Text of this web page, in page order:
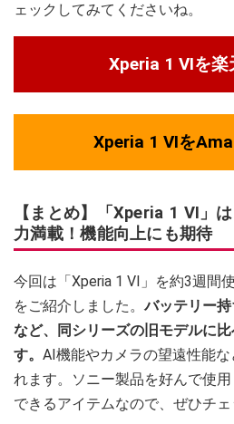
ェックしてみてくださいね。
Xperia 1 VIを楽
Xperia 1 VIを
【まとめ】「Xperia 1 VI」
力満載！機能向上にも期待
今回は「Xperia 1 VI」を約3週間
をご紹介しました。バッテリー
など、同シリーズの旧モデルに
す。 AI機能やカメラの望遠性能
れます。ソニー製品を好んで使
できるアイテムなので、ぜひチェ